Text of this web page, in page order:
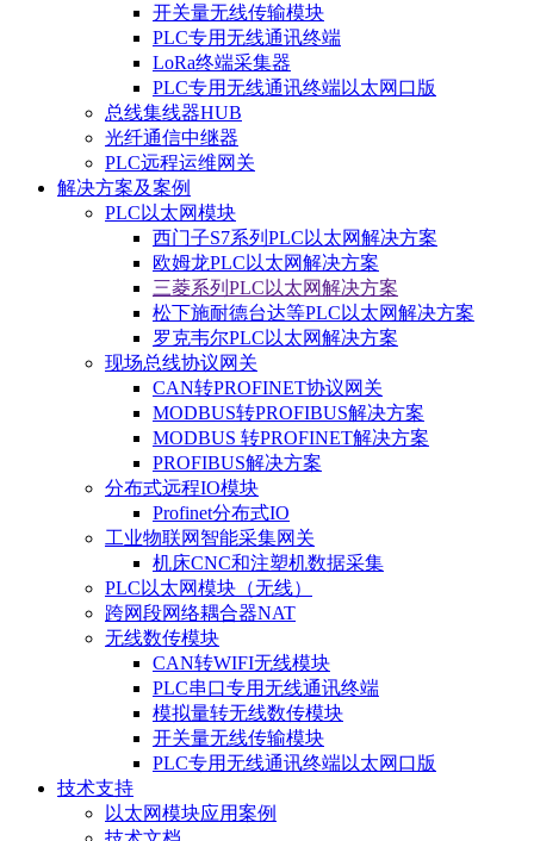
开关量无线传输模块
PLC专用无线通讯终端
LoRa终端采集器
PLC专用无线通讯终端以太网口版
总线集线器HUB
光纤通信中继器
PLC远程运维网关
解决方案及案例
PLC以太网模块
西门子S7系列PLC以太网解决方案
欧姆龙PLC以太网解决方案
三菱系列PLC以太网解决方案
松下施耐德台达等PLC以太网解决方案
罗克韦尔PLC以太网解决方案
现场总线协议网关
CAN转PROFINET协议网关
MODBUS转PROFIBUS解决方案
MODBUS 转PROFINET解决方案
PROFIBUS解决方案
分布式远程IO模块
Profinet分布式IO
工业物联网智能采集网关
机床CNC和注塑机数据采集
PLC以太网模块（无线）
跨网段网络耦合器NAT
无线数传模块
CAN转WIFI无线模块
PLC串口专用无线通讯终端
模拟量转无线数传模块
开关量无线传输模块
PLC专用无线通讯终端以太网口版
技术支持
以太网模块应用案例